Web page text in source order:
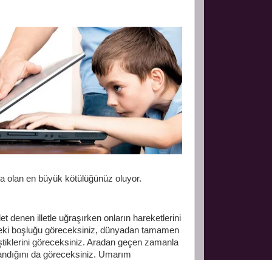
olan en büyük kötülüğünüz oluyor.
denen illetle uğraşırken onların hareketlerini
boşluğu göreceksiniz, dünyadan tamamen
göreceksiniz. Aradan geçen zamanla
da göreceksiniz. Umarım